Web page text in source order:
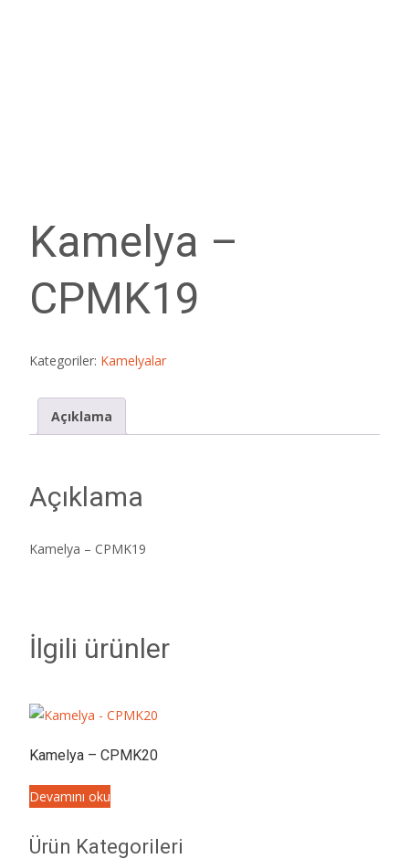
Kamelya –
CPMK19
Kategoriler: Kamelyalar
Açıklama
Açıklama
Kamelya – CPMK19
İlgili ürünler
Kamelya – CPMK20
Devamını oku
Ürün Kategorileri